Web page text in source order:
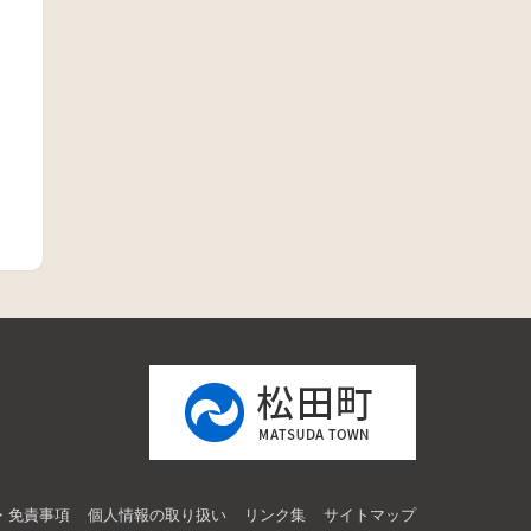
免責事項 個人情報の取り扱い リンク集 サイトマップ